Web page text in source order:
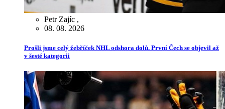
Petr Zajíc ,
08. 08. 2026
Prošli jsme celý žebříček NHL odshora dolů. První Čech se objevil až
v šesté kategorii